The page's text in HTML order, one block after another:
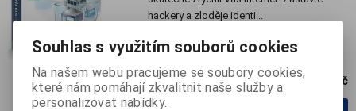
hackery a zloděje identi...
2 140 Kč
Souhlas s využitím souborů cookies
Na našem webu pracujeme se soubory cookies,
které nám pomáhají zkvalitnit naše služby a
personalizovat nabídky.